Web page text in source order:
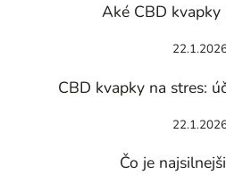
Aké CBD kvapky
CBD kvapky na stres:
Čo je